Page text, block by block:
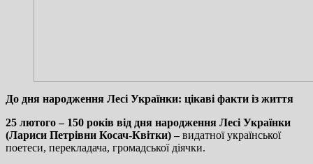
До дня народження Лесі Українки: цікаві факти із життя
25 лютого – 150 років від дня народження Лесі Українки
(Лариси Петрівни Косач-​Квітки) –видатної української
поетеси, перекладача, громадської діячки.